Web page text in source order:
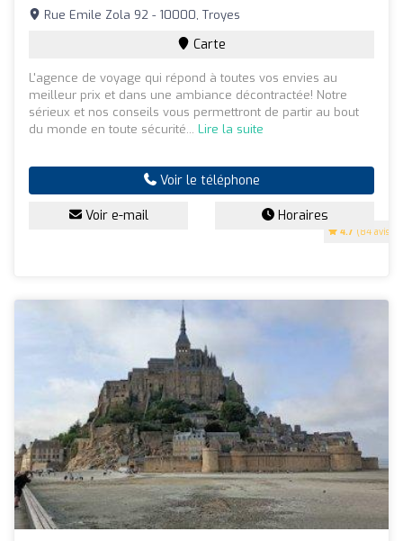
4.7 (84 avis)
Rue Emile Zola 92 - 10000, Troyes
Carte
L'agence de voyage qui répond à toutes vos envies au
meilleur prix et dans une ambiance décontractée! Notre
sérieux et nos conseils vous permettront de partir au bout
du monde en toute sécurité... Lire la suite
Voir le téléphone
Voir e-mail Horaires